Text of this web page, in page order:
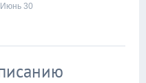
30